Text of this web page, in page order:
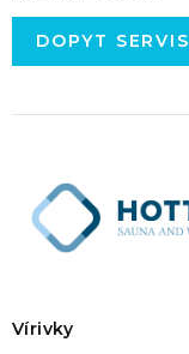
DOPYT SERVIS
Vírivky